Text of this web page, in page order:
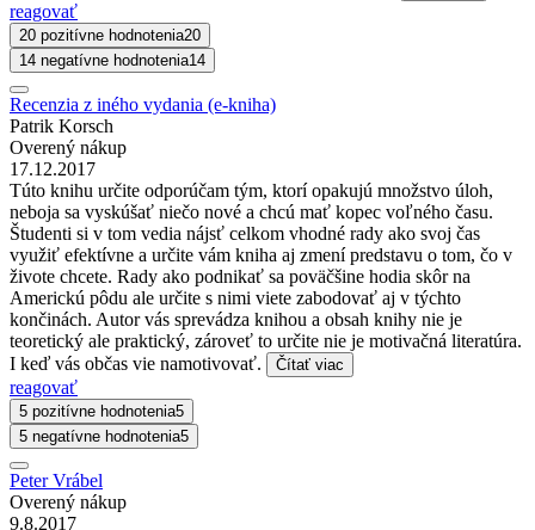
reagovať
20 pozitívne hodnotenia20
14 negatívne hodnotenia14
Recenzia z iného vydania (e-kniha)
Patrik Korsch
Overený nákup
17.12.2017
Túto knihu určite odporúčam tým, ktorí opakujú množstvo úloh,
neboja sa vyskúšať niečo nové a chcú mať kopec voľného času.
Študenti si v tom vedia nájsť celkom vhodné rady ako svoj čas
využiť efektívne a určite vám kniha aj zmení predstavu o tom, čo v
živote chcete. Rady ako podnikať sa poväčšine hodia skôr na
Americkú pôdu ale určite s nimi viete zabodovať aj v týchto
končinách. Autor vás sprevádza knihou a obsah knihy nie je
teoretický ale praktický, zároveť to určite nie je motivačná literatúra.
I keď vás občas vie namotivovať.
Čítať viac
reagovať
5 pozitívne hodnotenia5
5 negatívne hodnotenia5
Peter Vrábel
Overený nákup
9.8.2017